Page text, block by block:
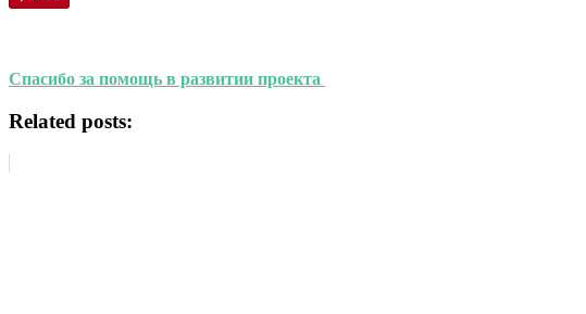
Спасибо за помощь в развитии проекта
Related posts: